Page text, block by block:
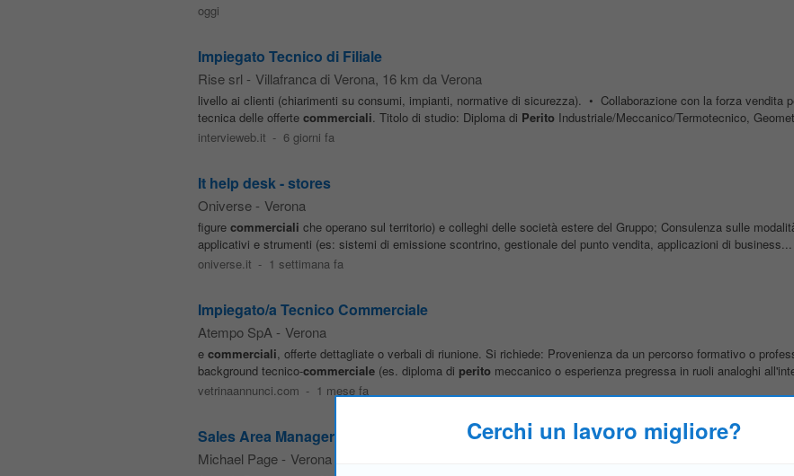
oggi
Impiegato Tecnico di Filiale
Rise srl - Villafranca di Verona, 16 km da Verona
livello ai clienti (chiarimenti su consumi, impianti, normative di sicurezza). • Collaborazione con la forza vendita
tecnica delle offerte commerciali. Titolo di studio: Diploma di PeritoIndustriale/Meccanico/Termotecnico,
intervieweb.it - 6 giorni fa
It help desk - stores
Oniverse - Verona
figure commerciali che operano sul territorio) e colleghi delle società estere del Gruppo; Consulenza sulle
applicativi e strumenti (es: sistemi di emissione scontrino, gestionale del punto vendita, applicazioni di business...
oniverse.it - 1 settimana fa
Impiegato/a Tecnico Commerciale
Atempo SpA - Verona
e commerciali, offerte dettagliate o verbali di riunione. Si richiede: Provenienza da un percorso formativo o
background tecnico-commerciale(es. diploma di peritomeccanico o esperienza pregressa in ruoli analoghi
vetrinaannunci.com - 1 mese fa
Sales Area Manager - Triveneto
Michael Page - Verona
Cerchi un lavoro migliore?